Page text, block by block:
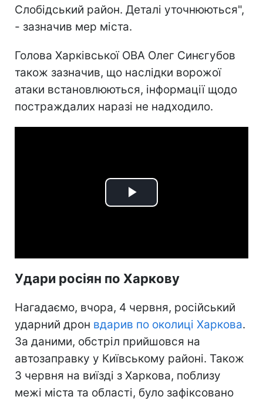
Слобідський район. Деталі уточнюються",
- зазначив мер міста.
Голова Харківської ОВА Олег Синєгубов
також зазначив, що наслідки ворожої
атаки встановлюються, інформації щодо
постраждалих наразі не надходило.
Play
Удари росіян по Харкову
Нагадаємо, вчора, 4 червня, російський
ударний дрон вдарив по околиці Харкова.
За даними, обстріл прийшовся на
автозаправку у Київському районі. Також
3 червня на виїзді з Харкова, поблизу
межі міста та області, було зафіксовано